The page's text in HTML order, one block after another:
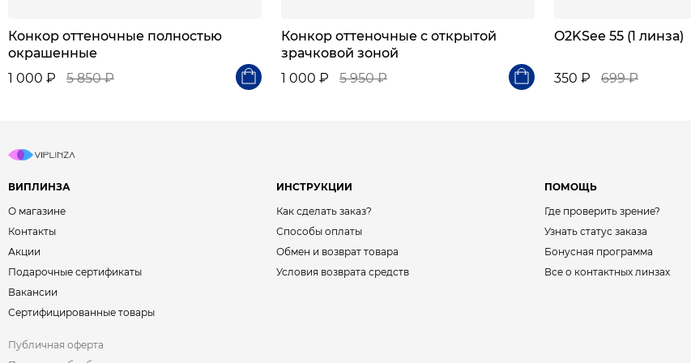
Конкор оттеночные полностью
окрашенные
1 000 ₽
5 850 ₽
Конкор оттеночные с открытой
зрачковой зоной
1 000 ₽
5 950 ₽
O2KSee 55 (1 линза)
350 ₽ 699 ₽
ВИПЛИНЗА
О магазине
Контакты
Акции
Подарочные сертификаты
Вакансии
Сертифицированные товары
ИНСТРУКЦИИ
Как сделать заказ?
Способы оплаты
Обмен и возврат товара
Условия возврата средств
ПОМОЩЬ
Где проверить зрение?
Узнать статус заказа
Бонусная программа
Все о контактных линзах
Публичная оферта